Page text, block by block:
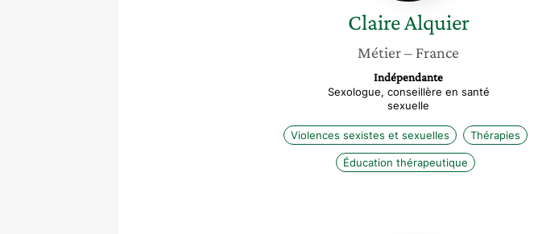
ClaireAlquier
Métier– France
Indépendante
Sexologue, conseillère en santé
sexuelle
Violences sexistes et sexuelles Thérapies
Éducation thérapeutique